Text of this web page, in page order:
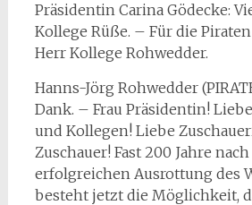
Präsidentin Carina Gödecke:
Kollege Rüße. – Für die
Herr Kollege Rohwedder.
Hanns-Jörg Rohwedder
Dank. – Frau Präsidentin!
und Kollegen! Liebe
Zuschauer! Fast 200 Jahre
erfolgreichen Ausrottung des
besteht jetzt die Möglichkeit,